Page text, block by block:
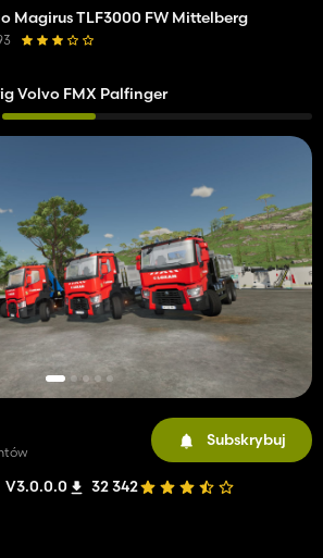
Subskrybuj
V3.0.0.0 32 342
Magirus TLF3000 FW Mittelberg
Volvo FMX Palfinger